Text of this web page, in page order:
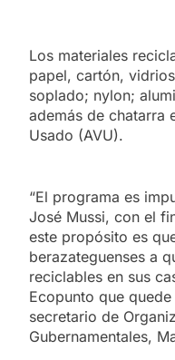
Los materiales
papel, cartón,
soplado; nylon;
además de chatarra
Usado (AVU).
“El programa es
José Mussi, con el
este propósito es
berazateguenses a
reciclables en sus
Ecopunto que
secretario de
Gubernamentales,